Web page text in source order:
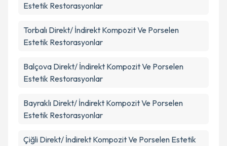
Estetik Restorasyonlar
Torbalı Direkt/ İndirekt Kompozit Ve Porselen
Estetik Restorasyonlar
Balçova Direkt/ İndirekt Kompozit Ve Porselen
Estetik Restorasyonlar
Bayraklı Direkt/ İndirekt Kompozit Ve Porselen
Estetik Restorasyonlar
Çiğli Direkt/ İndirekt Kompozit Ve Porselen Estetik